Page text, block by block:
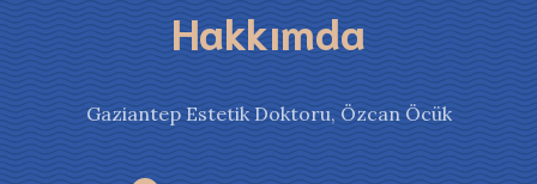
Hakkımda
Gaziantep Estetik Doktoru, Özcan Öcük